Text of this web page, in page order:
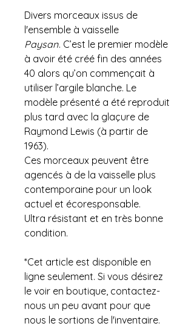
Divers morceaux issus de
l'ensemble à vaisselle
Paysan. C’est le premier modèle
à avoir été créé fin des années
40 alors qu’on commençait à
utiliser l’argile blanche. Le
modèle présenté a été reproduit
plus tard avec la glaçure de
Raymond Lewis (à partir de
1963).
Ces morceaux peuvent être
agencés à de la vaisselle plus
contemporaine pour un look
actuel et écoresponsable.
Ultra résistant et en très bonne
condition.
*Cet article est disponible en
ligne seulement. Si vous désirez
le voir en boutique, contactez-
nous un peu avant pour que
nous le sortions de l'inventaire.